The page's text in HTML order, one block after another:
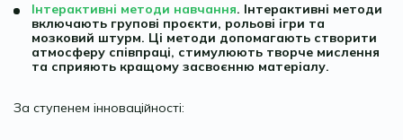
Інтерактивні методи навчання. Інтерактивні методи
включають групові проєкти, рольові ігри та
мозковий штурм. Ці методи допомагають створити
атмосферу співпраці, стимулюють творче мислення
та сприяють кращому засвоєнню матеріалу.
За ступенем інноваційності: